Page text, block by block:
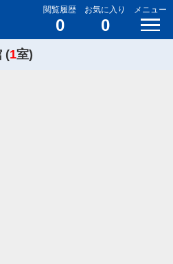
閲覧履歴
0
お気に入り
0
メニュー
(1室)